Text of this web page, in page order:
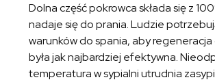
Dolna część pokrowca składa się z
nadaje się do prania. Ludzie
warunków do spania, aby regeneracja
była jak najbardziej efektywna.
temperatura w sypialni utrudnia